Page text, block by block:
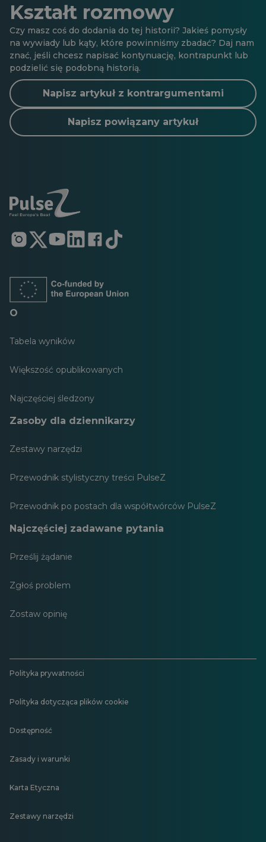
Kształt rozmowy
Czy masz coś do dodania do tej historii? Jakieś pomysły
na wywiady lub kąty, które powinniśmy zbadać? Daj nam
znać, jeśli chcesz napisać kontynuację, kontrapunkt lub
podzielić się podobną historią.
Napisz artykuł z kontrargumentami
Napisz powiązany artykuł
Otwiera
się
karcie
Otwiera
się
karcie
Otwiera
się
karcie
Otwiera
się
karcie
Otwiera
się
karcie
Otwiera
się
O
Tabela wyników
Większość opublikowanych
Najczęściej śledzony
Zasoby dla dziennikarzy
Zestawy narzędzi
Przewodnik stylistyczny treści PulseZ
Przewodnik po postach dla współtwórców PulseZ
Najczęściej zadawane pytania
Prześlij żądanie
Zgłoś problem
Zostaw opinię
Polityka prywatności
Polityka dotycząca plików cookie
Dostępność
Zasady i warunki
Karta Etyczna
Zestawy narzędzi